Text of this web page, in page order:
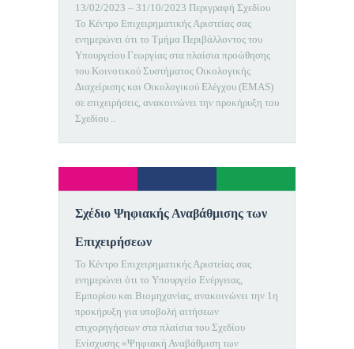
13/02/2023 – 31/10/2023 Περιγραφή Σχεδίου
Το Κέντρο Επιχειρηματικής Αριστείας σας
ενημερώνει ότι το Τμήμα Περιβάλλοντος του
Υπουργείου Γεωργίας στα πλαίσια προώθησης
του Κοινοτικού Συστήματος Οικολογικής
Διαχείρισης και Οικολογικού Ελέγχου (EMAS)
σε επιχειρήσεις, ανακοινώνει την προκήρυξη του
Σχεδίου ..
Σχέδιο Ψηφιακής Αναβάθμισης των
Επιχειρήσεων
Το Κέντρο Επιχειρηματικής Αριστείας σας
ενημερώνει ότι το Υπουργείο Ενέργειας,
Εμπορίου και Βιομηχανίας, ανακοινώνει την 1η
προκήρυξη για υποβολή αιτήσεων
επιχορηγήσεων στα πλαίσια του Σχεδίου
Ενίσχυσης «Ψηφιακή Αναβάθμιση των